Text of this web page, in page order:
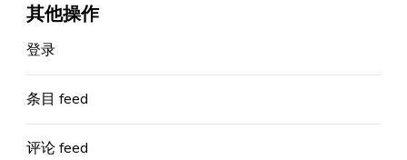
其他操作
登录
条目 feed
评论 feed